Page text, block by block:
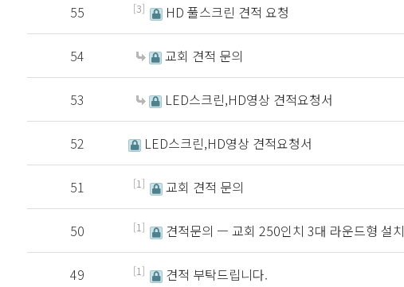
55 HD 풀스크린 견적 요청
[3]
54 교회 견적 문의
53 LED스크린,HD영상 견적요청서
52 LED스크린,HD영상 견적요청서
51 교회 견적 문의
[1]
50 견적문의 ㅡ 교회 250인치 3대 라운드형 설치
[1]
49 견적 부탁드립니다.
[1]